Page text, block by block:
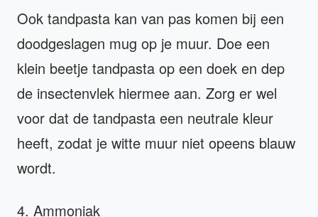
Ook tandpasta kan van pas komen bij een
doodgeslagen mug op je muur. Doe een
klein beetje tandpasta op een doek en dep
de insectenvlek hiermee aan. Zorg er wel
voor dat de tandpasta een neutrale kleur
heeft, zodat je witte muur niet opeens blauw
wordt.
4. Ammoniak